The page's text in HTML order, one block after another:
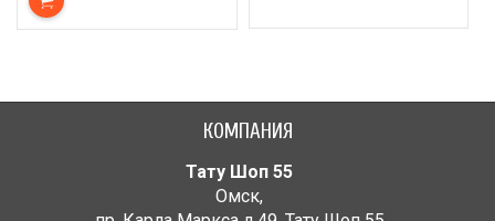
КОМПАНИЯ
Тату Шоп 55
Омск,